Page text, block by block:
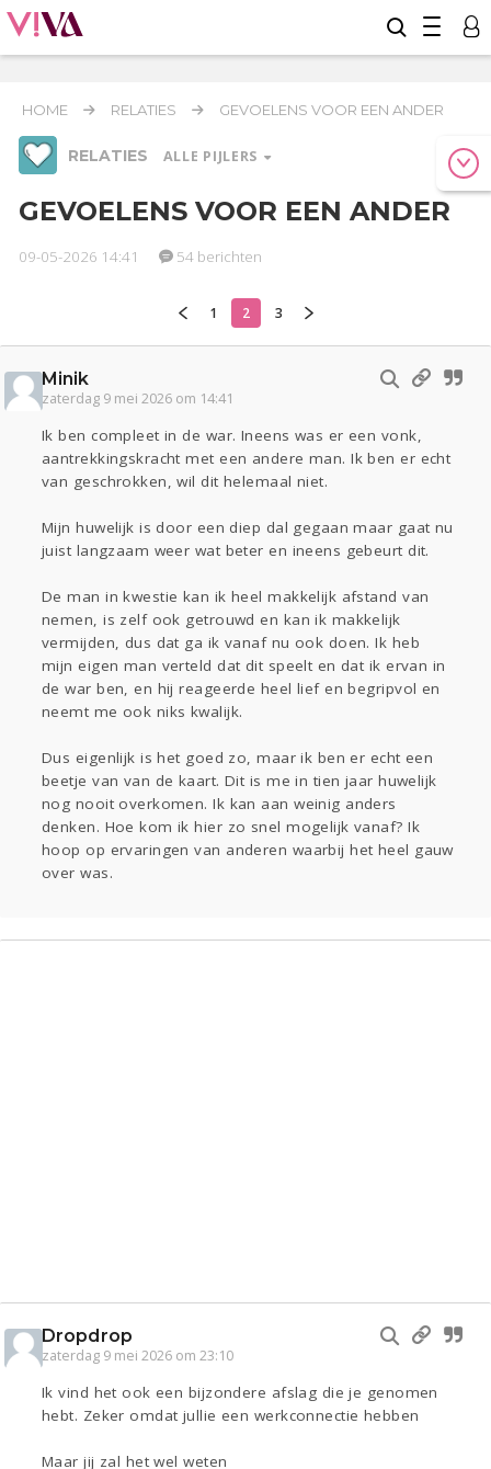
HOME RELATIES GEVOELENS VOOR EEN ANDER
RELATIES ALLE PIJLERS
Werk & Studie
Seks Gezondheid
Coronavirus
Overig
Actueel Oekraïne
Zwanger
Psyche Thuis
Klussen
Sport
Contact Viva zoekt
Lezen
GEVOELENS VOOR EEN ANDER
09-05-2026 14:41 54 berichten
1 2 3
Minik
zaterdag 9 mei 2026 om 14:41
Ik ben compleet in de war. Ineens was er een vonk,
aantrekkingskracht met een andere man. Ik ben er echt
van geschrokken, wil dit helemaal niet.
Mijn huwelijk is door een diep dal gegaan maar gaat nu
juist langzaam weer wat beter en ineens gebeurt dit.
De man in kwestie kan ik heel makkelijk afstand van
nemen, is zelf ook getrouwd en kan ik makkelijk
vermijden, dus dat ga ik vanaf nu ook doen. Ik heb
mijn eigen man verteld dat dit speelt en dat ik ervan in
de war ben, en hij reageerde heel lief en begripvol en
neemt me ook niks kwalijk.
Dus eigenlijk is het goed zo, maar ik ben er echt een
beetje van van de kaart. Dit is me in tien jaar huwelijk
nog nooit overkomen. Ik kan aan weinig anders
denken. Hoe kom ik hier zo snel mogelijk vanaf? Ik
hoop op ervaringen van anderen waarbij het heel gauw
over was.
Dropdrop
zaterdag 9 mei 2026 om 23:10
Ik vind het ook een bijzondere afslag die je genomen
hebt. Zeker omdat jullie een werkconnectie hebben
Maar jij zal het wel weten